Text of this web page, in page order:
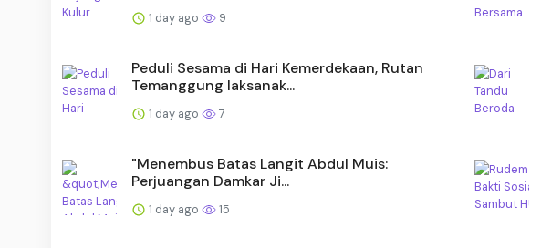
1 day ago 9
Peduli Sesama di Hari Kemerdekaan, Rutan
Temanggung laksanak...
1 day ago 7
"Menembus Batas Langit Abdul Muis:
Perjuangan Damkar Ji...
1 day ago 15